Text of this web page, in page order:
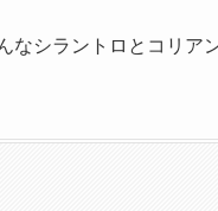
なシラントロとコリア